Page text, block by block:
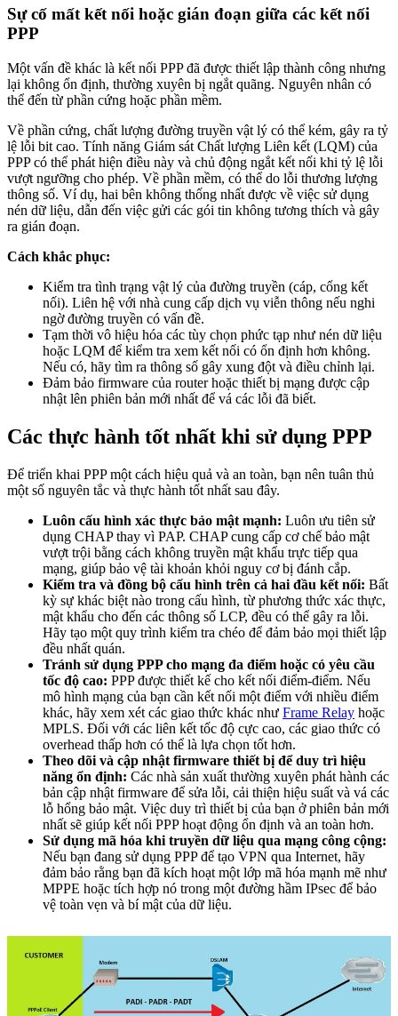
Sự cố mất kết nối hoặc gián đoạn giữa các kết nối
PPP
Một vấn đề khác là kết nối PPP đã được thiết lập thành công nhưng
lại không ổn định, thường xuyên bị ngắt quãng. Nguyên nhân có
thể đến từ phần cứng hoặc phần mềm.
Về phần cứng, chất lượng đường truyền vật lý có thể kém, gây ra tỷ
lệ lỗi bit cao. Tính năng Giám sát Chất lượng Liên kết (LQM) của
PPP có thể phát hiện điều này và chủ động ngắt kết nối khi tỷ lệ lỗi
vượt ngưỡng cho phép. Về phần mềm, có thể do lỗi thương lượng
thông số. Ví dụ, hai bên không thống nhất được về việc sử dụng
nén dữ liệu, dẫn đến việc gửi các gói tin không tương thích và gây
ra gián đoạn.
Cách khắc phục:
Kiểm tra tình trạng vật lý của đường truyền (cáp, cổng kết
nối). Liên hệ với nhà cung cấp dịch vụ viễn thông nếu nghi
ngờ đường truyền có vấn đề.
Tạm thời vô hiệu hóa các tùy chọn phức tạp như nén dữ liệu
hoặc LQM để kiểm tra xem kết nối có ổn định hơn không.
Nếu có, hãy tìm ra thông số gây xung đột và điều chỉnh lại.
Đảm bảo firmware của router hoặc thiết bị mạng được cập
nhật lên phiên bản mới nhất để vá các lỗi đã biết.
Các thực hành tốt nhất khi sử dụng PPP
Để triển khai PPP một cách hiệu quả và an toàn, bạn nên tuân thủ
một số nguyên tắc và thực hành tốt nhất sau đây.
Luôn cấu hình xác thực bảo mật mạnh: Luôn ưu tiên sử
dụng CHAP thay vì PAP. CHAP cung cấp cơ chế bảo mật
vượt trội bằng cách không truyền mật khẩu trực tiếp qua
mạng, giúp bảo vệ tài khoản khỏi nguy cơ bị đánh cắp.
Kiểm tra và đồng bộ cấu hình trên cả hai đầu kết nối: Bất
kỳ sự khác biệt nào trong cấu hình, từ phương thức xác thực,
mật khẩu cho đến các thông số LCP, đều có thể gây ra lỗi.
Hãy tạo một quy trình kiểm tra chéo để đảm bảo mọi thiết lập
đều nhất quán.
Tránh sử dụng PPP cho mạng đa điểm hoặc có yêu cầu
tốc độ cao: PPP được thiết kế cho kết nối điểm-điểm. Nếu
mô hình mạng của bạn cần kết nối một điểm với nhiều điểm
khác, hãy xem xét các giao thức khác như Frame Relay hoặc
MPLS. Đối với các liên kết tốc độ cực cao, các giao thức có
overhead thấp hơn có thể là lựa chọn tốt hơn.
Theo dõi và cập nhật firmware thiết bị để duy trì hiệu
năng ổn định: Các nhà sản xuất thường xuyên phát hành các
bản cập nhật firmware để sửa lỗi, cải thiện hiệu suất và vá các
lỗ hổng bảo mật. Việc duy trì thiết bị của bạn ở phiên bản mới
nhất sẽ giúp kết nối PPP hoạt động ổn định và an toàn hơn.
Sử dụng mã hóa khi truyền dữ liệu qua mạng công cộng:
Nếu bạn đang sử dụng PPP để tạo VPN qua Internet, hãy
đảm bảo rằng bạn đã kích hoạt một lớp mã hóa mạnh mẽ như
MPPE hoặc tích hợp nó trong một đường hầm IPsec để bảo
vệ toàn vẹn và bí mật của dữ liệu.